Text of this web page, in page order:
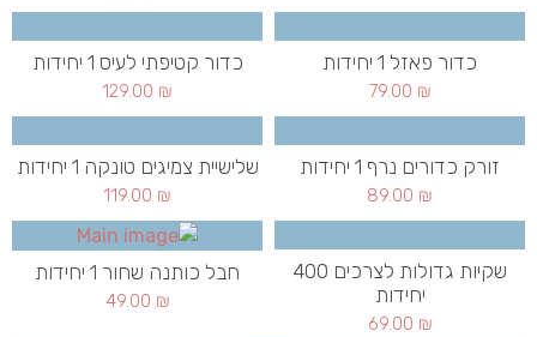
כדור פאזל 1 יחידות
79.00 ₪
כדור קטיפתי לעיס 1 יחידות
129.00 ₪
זורק כדורים נרף 1 יחידות
89.00 ₪
שלישיית צמיגים טונקה 1 יחידות
119.00 ₪
שקיות גדולות לצרכים 400
יחידות
69.00 ₪
חבל כותנה שחור 1 יחידות
49.00 ₪